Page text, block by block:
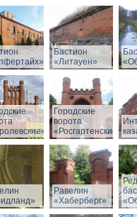
Бастион
«Литауен»
Городские
ворота
«Росгартенские»
Равелин
«Хаберберг»